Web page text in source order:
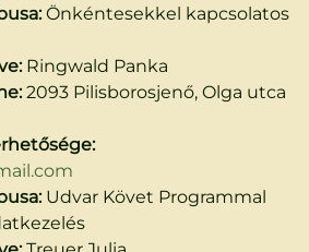
Önkéntesekkel kapcsolatos
Ringwald Panka
2093 Pilisborosjenő, Olga utca
Udvar Követ Programmal